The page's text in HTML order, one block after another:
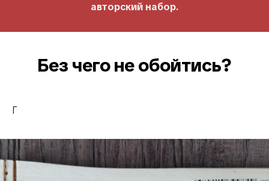
авторский набор.
Без чего не обойтись?
Г